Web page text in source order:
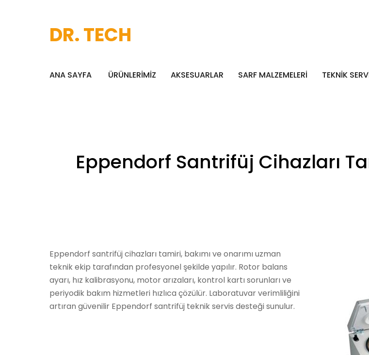
DR. TECH
ANA SAYFA ÜRÜNLERİMİZ AKSESUARLAR SARF MALZEMELERİ TEKNİK
Eppendorf Santrifüj Cihazları
Eppendorf santrifüj cihazları tamiri, bakımı ve onarımı uzman
teknik ekip tarafından profesyonel şekilde yapılır. Rotor balans
ayarı, hız kalibrasyonu, motor arızaları, kontrol kartı sorunları ve
periyodik bakım hizmetleri hızlıca çözülür. Laboratuvar verimliliğini
artıran güvenilir Eppendorf santrifüj teknik servis desteği sunulur.